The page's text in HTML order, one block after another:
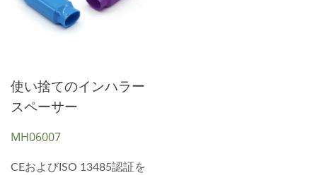
使い捨てのインハラー
スペーサー
MH06007
CEおよびISO 13485認証を